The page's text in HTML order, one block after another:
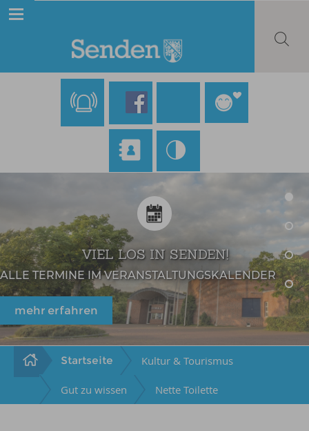
VIEL LOS IN SENDEN!
ALLE TERMINE IM VERANSTALTUNGSKALENDER
mehr erfahren
Startseite Kultur & Tourismus
Gut zu wissen Nette Toilette